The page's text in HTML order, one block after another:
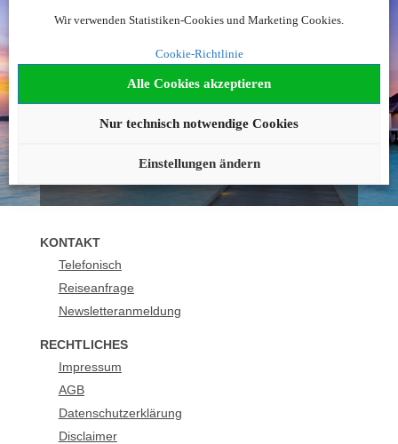
Wir verwenden Statistiken-Cookies und Marketing Cookies.
Cookie-Richtlinie
Alle Cookies akzeptieren
Nur technisch notwendige Cookies
Einstellungen ändern
Noch nicht fündig
geworden?
Wir beraten Sie gerne!
089 21129165
buchung@urlaubsplus.de
KONTAKT
Telefonisch
Reiseanfrage
Newsletteranmeldung
RECHTLICHES
Impressum
AGB
Datenschutzerklärung
Disclaimer